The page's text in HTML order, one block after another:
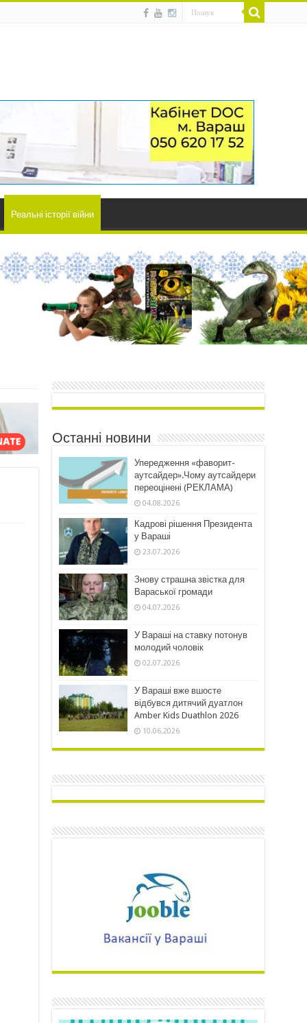
Реальні історії війни
Останні новини
Упередження «фаворит-
аутсайдер».Чому аутсайдери
переоцінені (РЕКЛАМА)
04.08.2026
Кадрові рішення Президента
у Вараші
23.07.2026
Знову страшна звістка для
Вараської громади
04.07.2026
У Вараші на ставку потонув
молодий чоловік
02.07.2026
У Вараші вже вшосте
відбувся дитячий дуатлон
Amber Kids Duathlon 2026
10.06.2026